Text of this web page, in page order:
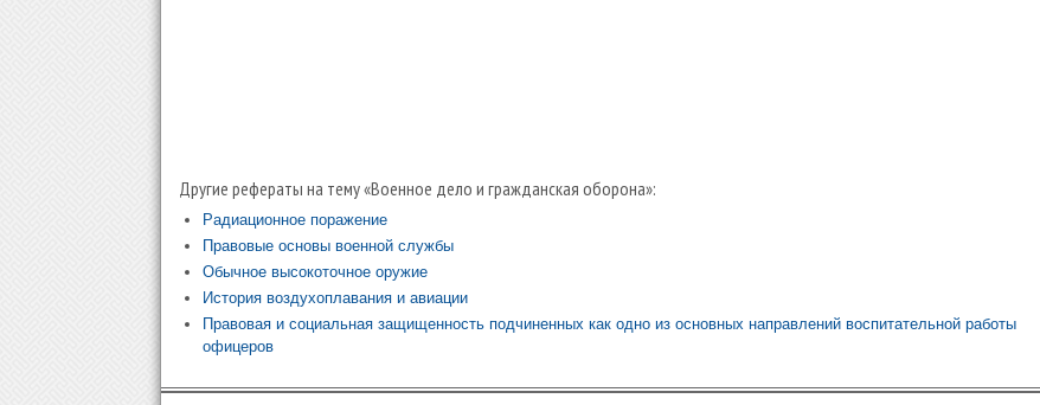
Другие рефераты на тему «Военное дело и гражданская оборона»:
Радиационное поражение
Правовые основы военной службы
Обычное высокоточное оружие
История воздухоплавания и авиации
Правовая и социальная защищенность подчиненных как одно из основных направлений воспитательной работы
офицеров